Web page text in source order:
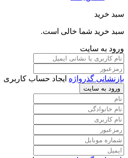
سبد خرید
سبد خرید شما خالی است.
ورود به سایت
بازنشانی گذرواژه ایجاد حساب کاربری
ورود به سایت